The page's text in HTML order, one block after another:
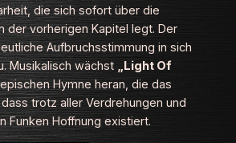
die sich sofort über die
der vorherigen Kapitel legt. Der
Aufbruchsstimmung in sich
Musikalisch wächst „Light Of
Hymne heran, die das
trotz aller Verdrehungen und
Funken Hoffnung existiert.